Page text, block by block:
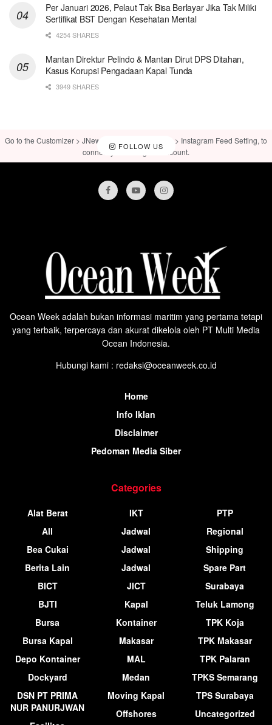
Per Januari 2026, Pelaut Tak Bisa Berlayar Jika Tak Miliki
Sertifikat BST Dengan Kesehatan Mental
4254 SHARES
Mantan Direktur Pelindo & Mantan Dirut DPS Ditahan,
Kasus Korupsi Pengadaan Kapal Tunda
3949 SHARES
FOLLOW US
Go to the Customizer > JNews : Social, Like & View > Instagram Feed Setting, to
connect your Instagram account.
Ocean Week adalah bukan informasi maritim yang pertama tetapi
yang terbaik, terpercaya dan akurat dikelola oleh PT Multi Media
Ocean Indonesia.
Hubungi kami : redaksi@oceanweek.co.id
Home
Info Iklan
Disclaimer
Pedoman Media Siber
Categories
Alat Berat
All
Bea Cukai
Berita Lain
BICT
BJTI
Bursa
Bursa Kapal
Depo Kontainer
Dockyard
DSN PT PRIMA
NUR PANURJWAN
IKT
Jadwal
Jadwal
Jadwal
JICT
Kapal
Kontainer
Makasar
MAL
Medan
Moving Kapal
Offshores
PTP
Regional
Shipping
Spare Part
Surabaya
Teluk Lamong
TPK Koja
TPK Makasar
TPK Palaran
TPKS Semarang
TPS Surabaya
Uncategorized